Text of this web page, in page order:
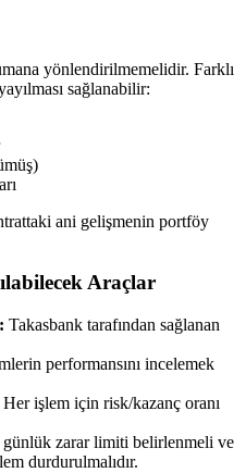
yönlendirilmemelidir. Farklı
sağlanabilir:
ani gelişmenin portföy
Araçlar
Takasbank tarafından sağlanan
performansını incelemek
Her işlem için risk/kazanç oranı
zarar limiti belirlenmeli ve
durdurulmalıdır.